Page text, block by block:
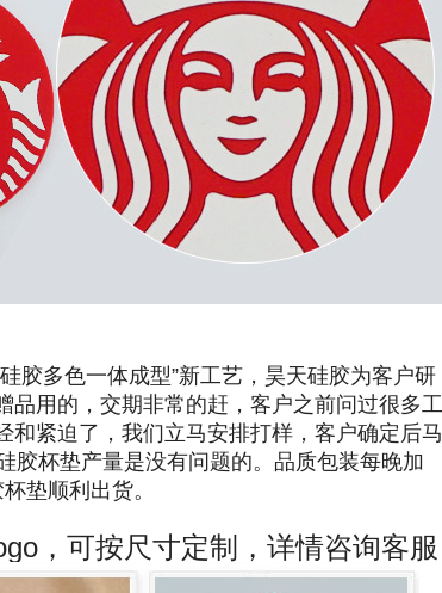
硅胶多色一体成型”新工艺，昊天硅胶为客户研
用的，交期非常的赶，客户之前问过很多工
和紧迫了，我们立马安排打样，客户确定后马
胶杯垫产量是没有问题的。品质包装每晚加
垫顺利出货。
，可按尺寸定制，详情咨询客服